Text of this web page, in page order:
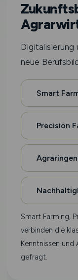
neue
Smart
Precision
Smart Farming,
verbinden die
Kenntnissen
gefragt.